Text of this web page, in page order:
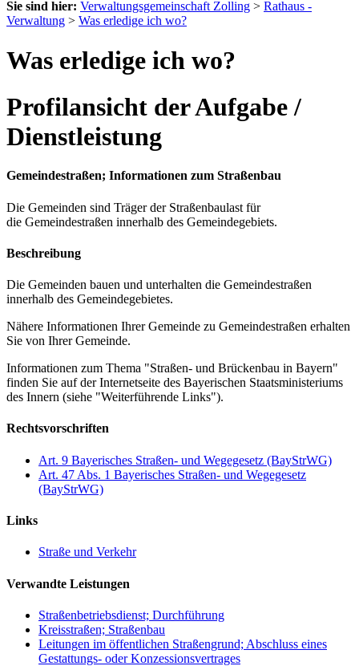
Sie sind hier: Verwaltungsgemeinschaft Zolling > Rathaus -
Verwaltung > Was erledige ich wo?
Was erledige ich wo?
Profilansicht der Aufgabe /
Dienstleistung
Gemeindestraßen; Informationen zum Straßenbau
Die Gemeinden sind Träger der Straßenbaulast für
die Gemeindestraßen innerhalb des Gemeindegebiets.
Beschreibung
Die Gemeinden bauen und unterhalten die Gemeindestraßen
innerhalb des Gemeindegebietes.
Nähere Informationen Ihrer Gemeinde zu Gemeindestraßen erhalten
Sie von Ihrer Gemeinde.
Informationen zum Thema "Straßen- und Brückenbau in Bayern"
finden Sie auf der Internetseite des Bayerischen Staatsministeriums
des Innern (siehe "Weiterführende Links").
Rechtsvorschriften
Art. 9 Bayerisches Straßen- und Wegegesetz (BayStrWG)
Art. 47 Abs. 1 Bayerisches Straßen- und Wegegesetz
(BayStrWG)
Links
Straße und Verkehr
Verwandte Leistungen
Straßenbetriebsdienst; Durchführung
Kreisstraßen; Straßenbau
Leitungen im öffentlichen Straßengrund; Abschluss eines
Gestattungs- oder Konzessionsvertrages